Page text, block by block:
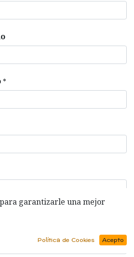
*
garantizarle una mejor
Política de Cookies Acepto